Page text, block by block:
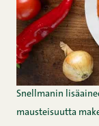
Snellmanin
mausteisuutta